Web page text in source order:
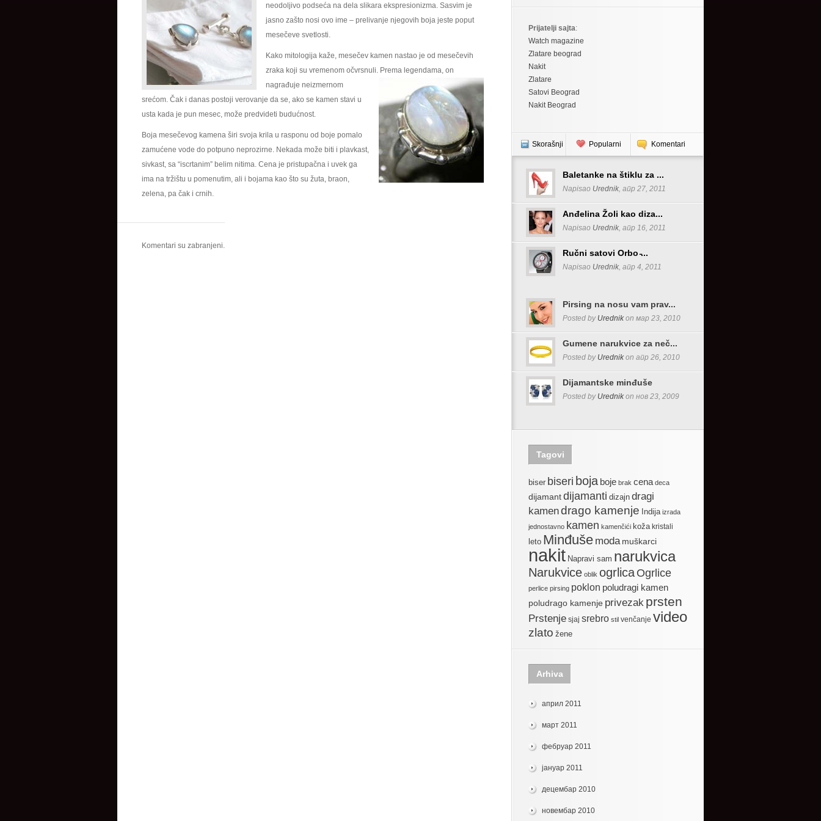
neodoljivo podseća na dela slikara ekspresionizma. Sasvim je
jasno zašto nosi ovo ime – prelivanje njegovih boja jeste poput
mesečeve svetlosti.
Kako mitologija kaže, mesečev kamen nastao je od mesečevih
zraka koji su vremenom očvrsnuli. Prema legendama, on
nagrađuje neizmernom
srećom. Čak i danas postoji verovanje da se, ako se kamen stavi u
usta kada je pun mesec, može predvideti budućnost.
Boja mesečevog kamena širi svoja krila u rasponu od boje pomalo
zamućene vode do potpuno neprozirne. Nekada može biti i plavkast,
sivkast, sa “iscrtanim” belim nitima. Cena je pristupačna i uvek ga
ima na tržištu u pomenutim, ali i bojama kao što su žuta, braon,
zelena, pa čak i crnih.
Komentari su zabranjeni.
Prijatelji sajta:
Watch magazine
Zlatare beograd
Nakit
Zlatare
Satovi Beograd
Nakit Beograd
Skorašnji Popularni Komentari
Baletanke na štiklu za ...
Napisao Urednik, апр 27, 2011
Anđelina Žoli kao diza...
Napisao Urednik, апр 16, 2011
Ručni satovi Orbo ̵...
Napisao Urednik, апр 4, 2011
Pirsing na nosu vam prav...
Posted by Urednik on мар 23, 2010
Gumene narukvice za neč...
Posted by Urednik on апр 26, 2010
Dijamantske minđuše
Posted by Urednik on нов 23, 2009
Tagovi
biser biseri boja boje brak cena deca
dijamantdijamanti dizajn dragi
kamendrago kamenje Indija izrada
jednostavno kamen kamenčići koža kristali
leto Minđuše moda muškarci
nakit Napravi sam narukvica
Narukvice oblik ogrlicaOgrlice
perlice pirsing poklon poludragi kamen
poludrago kamenje privezak prsten
Prstenje sjaj srebro stil venčanje video
zlato žene
Arhiva
април 2011
март 2011
фебруар 2011
јануар 2011
децембар 2010
новембар 2010